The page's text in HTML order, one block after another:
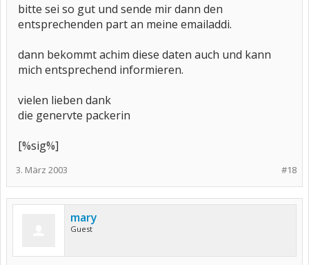
bitte sei so gut und sende mir dann den
entsprechenden part an meine emailaddi.
dann bekommt achim diese daten auch und kann
mich entsprechend informieren.
vielen lieben dank
die genervte packerin
[%sig%]
#18
3. März 2003
mary
Guest